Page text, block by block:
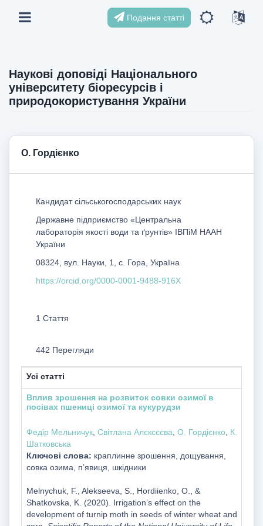
Подання статті
Наукові доповіді Національного
університету біоресурсів і
природокористування України
O. Гордієнко
Кандидат сільськогосподарських наук
Державне підприємство «Центральна
лабораторія якості води та ґрунтів» ІВПіМ НААН
України
08324, вул. Науки, 1, с. Гора, Україна
https://orcid.org/0000-0001-9488-916X
1 Стаття
442 Перегляди
Усі статті
Вплив зрошення на розвиток совки озимої в
посівах пшениці озимої та кукурудзи
Федір Мельничук, Світлана Алєксєєва O. Гордієнко, К.
Шатковська
Ключові слова: краплинне зрошення, дощування,
совка озима, п’явиця, шкідники
Melnychuk, F., Alekseeva, S., Hordiienko, O., &
Shatkovska, K. (2020). Irrigation’s effect on the
development of turnip moth in seeds of winter wheat and